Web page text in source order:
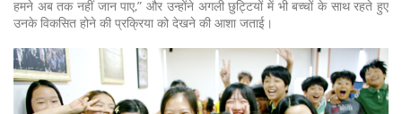
हमने अब तक नहीं जान पाए,” और उन्होंने अगली छुट्टियों में भी बच्चों के साथ रहते हुए
उनके विकसित होने की प्रक्रिया को देखने की आशा जताई।